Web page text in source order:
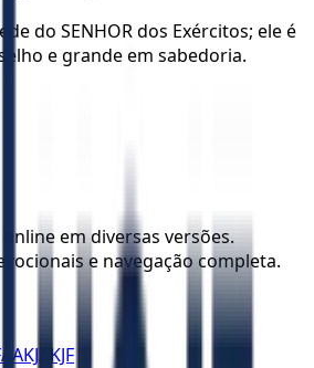
do SENHOR dos Exércitos; ele é
e grande em sabedoria.
online em diversas versões.
e navegação completa.
KJA KJF